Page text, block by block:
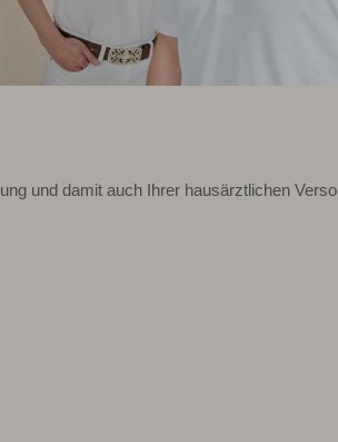
und damit auch Ihrer hausärztlichen